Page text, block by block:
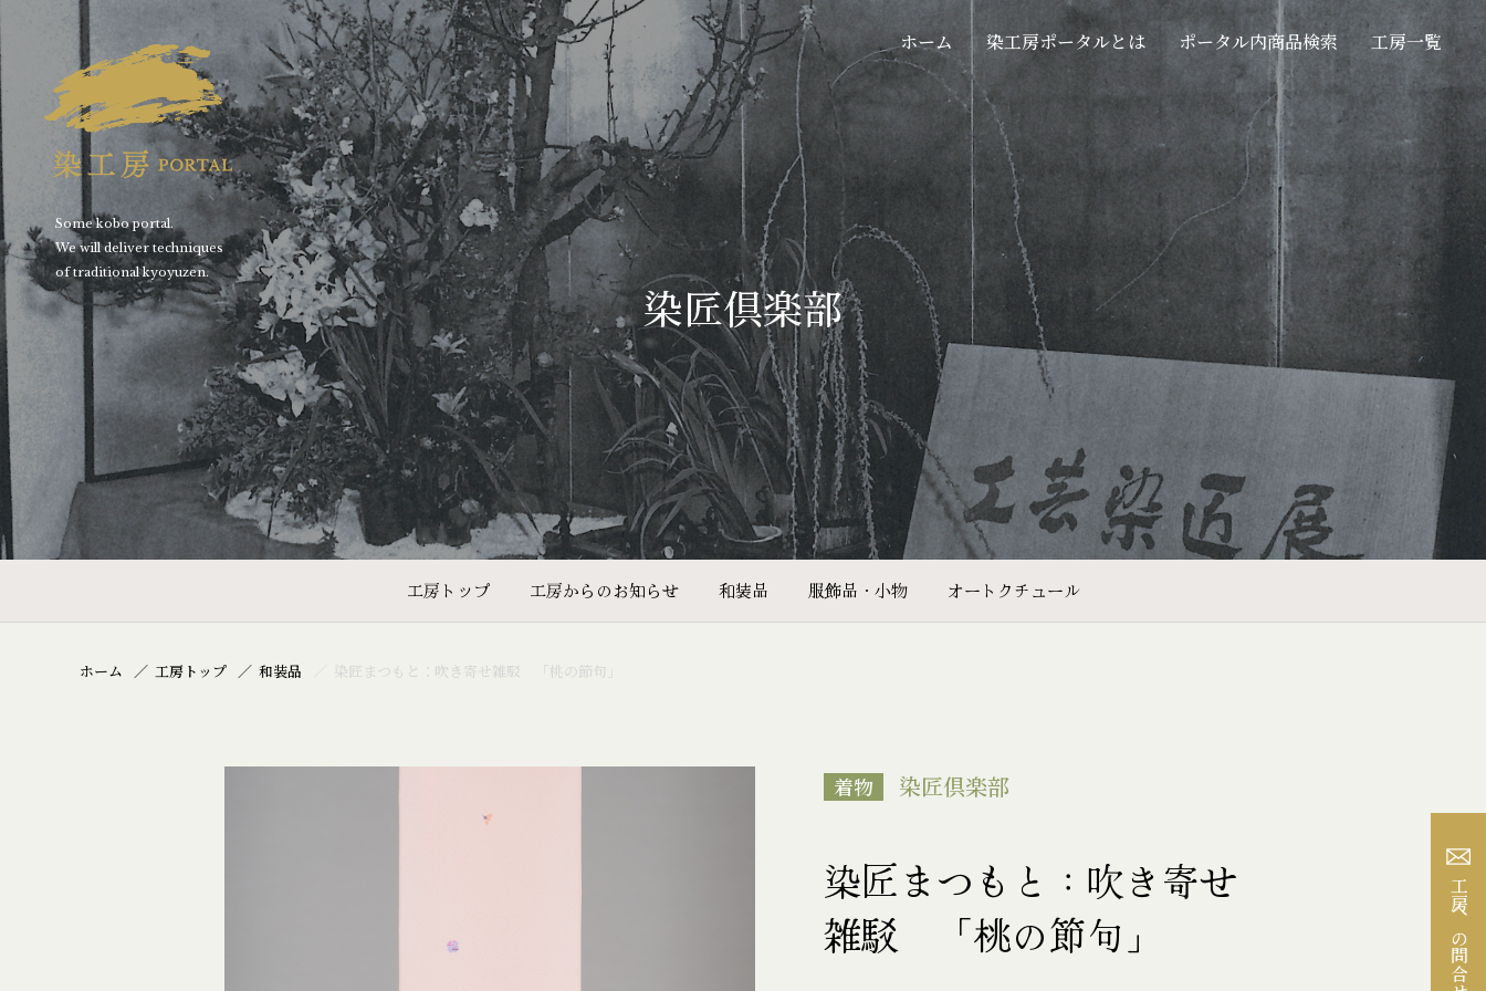
Some kobo portal.
We will deliver techniques
of traditional kyoyuzen.
ホーム 染工房ポータルとは ポータル内商品検索 工房一覧
染匠倶楽部
工房トップ 工房からのお知らせ 和装品 服飾品・小物 オートクチュール
工房への問合せ
ホーム 工房トップ 和装品 染匠まつもと：吹き寄せ雑駁 「桃の節句」
着物 染匠倶楽部
染匠まつもと：吹き寄せ
雑駁 「桃の節句」